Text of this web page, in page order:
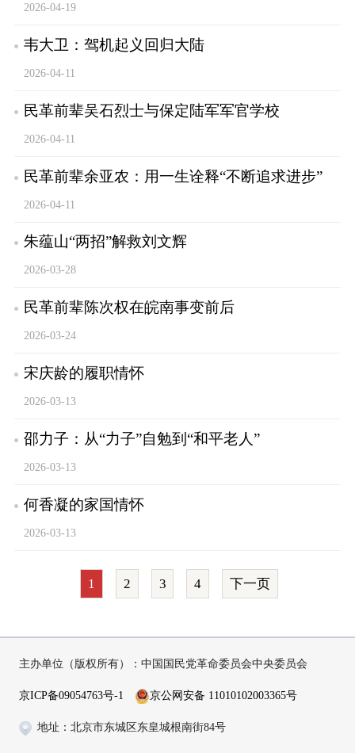
2026-04-19
韦大卫：驾机起义回归大陆
2026-04-11
民革前辈吴石烈士与保定陆军军官学校
2026-04-11
民革前辈余亚农：用一生诠释“不断追求进步”
2026-04-11
朱蕴山“两招”解救刘文辉
2026-03-28
民革前辈陈次权在皖南事变前后
2026-03-24
宋庆龄的履职情怀
2026-03-13
邵力子：从“力子”自勉到“和平老人”
2026-03-13
何香凝的家国情怀
2026-03-13
1 2 3 4 下一页
主办单位（版权所有）：中国国民党革命委员会中央委员会
京ICP备09054763号-1 京公网安备 11010102003365号
地址：北京市东城区东皇城根南街84号